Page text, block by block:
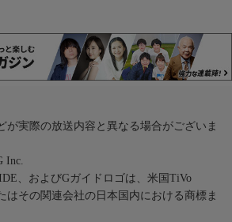
が実際の放送内容と異なる場合がございま
Inc.
、およびGガイドロゴは、米国TiVo
はその関連会社の日本国内における商標ま